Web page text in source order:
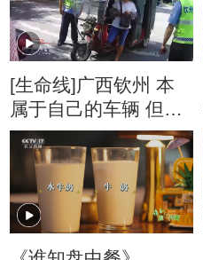
[生命线]广西钦州 本
属于自己的车辆 但最
终却因涉嫌抢劫罪被
刑事拘留